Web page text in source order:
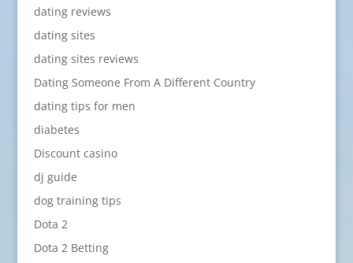
dating reviews
dating sites
dating sites reviews
Dating Someone From A Different Country
dating tips for men
diabetes
Discount casino
dj guide
dog training tips
Dota 2
Dota 2 Betting